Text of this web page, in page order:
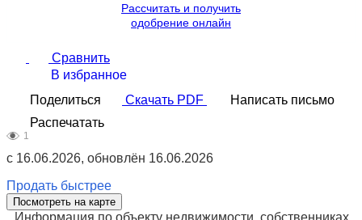
Рассчитать и получить
одобрение онлайн
Сравнить
В избранное
Поделиться
Скачать PDF
Написать письмо
Распечатать
1
с 16.06.2026, обновлён 16.06.2026
Продать быстрее
Посмотреть на карте
Информация по объекту недвижимости, собственниках,